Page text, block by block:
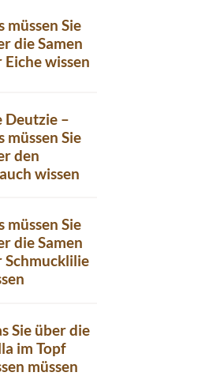
müssen Sie
die Samen
Eiche wissen
Deutzie –
müssen Sie
den
wissen
müssen Sie
die Samen
Schmucklilie
Sie über die
im Topf
müssen